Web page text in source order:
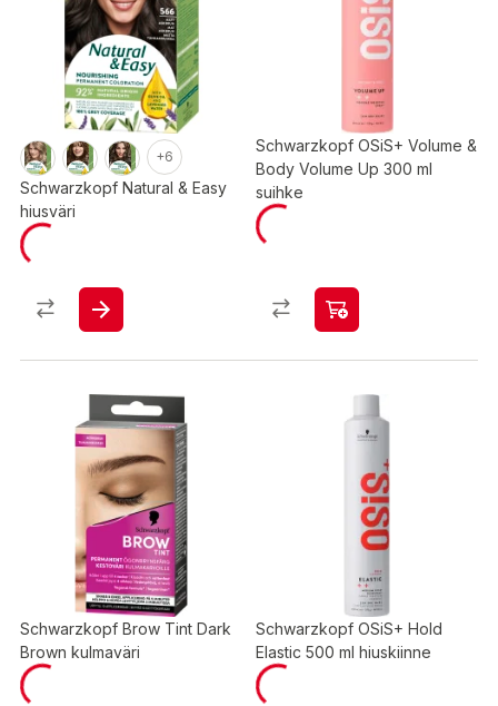
+6
Schwarzkopf Natural & Easy
hiusväri
Schwarzkopf OSiS+ Volume &
Body Volume Up 300 ml
suihke
Schwarzkopf Brow Tint Dark
Brown kulmaväri
Schwarzkopf OSiS+ Hold
Elastic 500 ml hiuskiinne